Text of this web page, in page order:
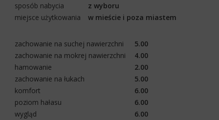
sposób nabycia
z wyboru
miejsce użytkowania
w mieście i poza miastem
zachowanie na suchej nawierzchni
5.00
zachowanie na mokrej nawierzchni
4.00
hamowanie
2.00
zachowanie na łukach
5.00
komfort
6.00
poziom hałasu
6.00
wygląd
6.00